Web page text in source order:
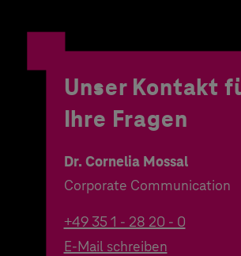
Unser Kontakt
Ihre Fragen
Dr. Cornelia Mossal
Corporate Communication
+49 35 1 - 28 20 - 0
E-Mail schreiben